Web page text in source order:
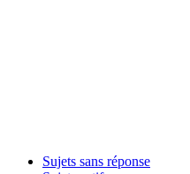
Sujets sans réponse